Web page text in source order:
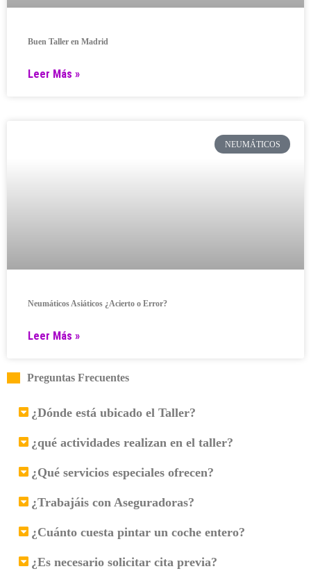
Buen Taller en Madrid
Leer Más »
NEUMÁTICOS
Neumáticos Asiáticos ¿Acierto o Error?
Leer Más »
Preguntas Frecuentes
¿Dónde está ubicado el Taller?
¿qué actividades realizan en el taller?
¿Qué servicios especiales ofrecen?
¿Trabajáis con Aseguradoras?
¿Cuánto cuesta pintar un coche entero?
¿Es necesario solicitar cita previa?